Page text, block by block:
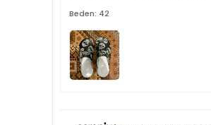
Beden: 42